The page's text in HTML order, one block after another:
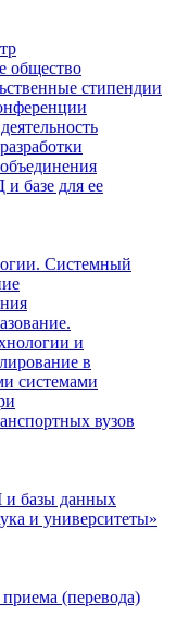
общество
стипендии
базе для ее
Системный
и
в
системами
вузов
базы данных
и университеты»
(перевода)